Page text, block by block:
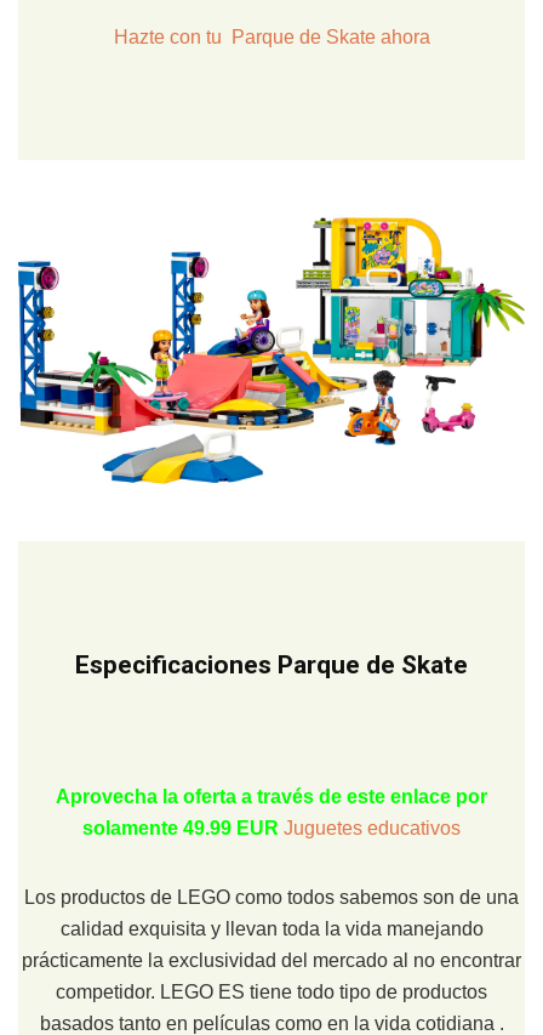
Hazte con tu Parque de Skate ahora
Especificaciones Parque de Skate
Aprovecha la oferta a través de este enlace por
solamente 49.99 EUR Juguetes educativos
Los productos de LEGO como todos sabemos son de una
calidad exquisita y llevan toda la vida manejando
prácticamente la exclusividad del mercado al no encontrar
competidor. LEGO ES tiene todo tipo de productos
basados tanto en películas como en la vida cotidiana .